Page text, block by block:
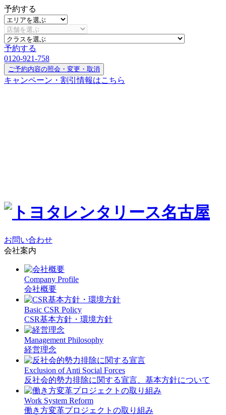
予約する
予約する
0120-921-758
ご予約内容の照会・変更・取消
キャンペーン・割引情報はこちら
お問い合わせ
会社案内
Company Profile
会社概要
Basic CSR Policy
CSR基本方針・環境方針
Management Philosophy
経営理念
Exclusion of Anti Social Forces
反社会的勢力排除に関する宣言、基本方針について
Work System Reform
働き方変革プロジェクトの取り組み